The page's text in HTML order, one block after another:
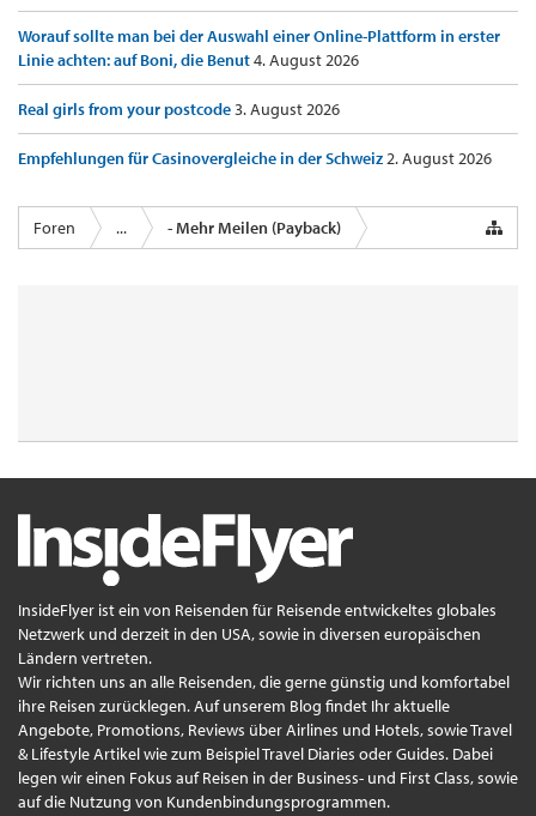
Worauf sollte man bei der Auswahl einer Online-Plattform in erster
Linie achten: auf Boni, die Benut4. August 2026
Real girls from your postcode3. August 2026
Empfehlungen für Casinovergleiche in der Schweiz2. August 2026
Foren ... - Mehr Meilen (Payback)
InsideFlyer ist ein von Reisenden für Reisende entwickeltes globales
Netzwerk und derzeit in den USA, sowie in diversen europäischen
Ländern vertreten.
Wir richten uns an alle Reisenden, die gerne günstig und komfortabel
ihre Reisen zurücklegen. Auf unserem Blog findet Ihr aktuelle
Angebote, Promotions, Reviews über Airlines und Hotels, sowie Travel
& Lifestyle Artikel wie zum Beispiel Travel Diaries oder Guides. Dabei
legen wir einen Fokus auf Reisen in der Business- und First Class, sowie
auf die Nutzung von Kundenbindungsprogrammen.